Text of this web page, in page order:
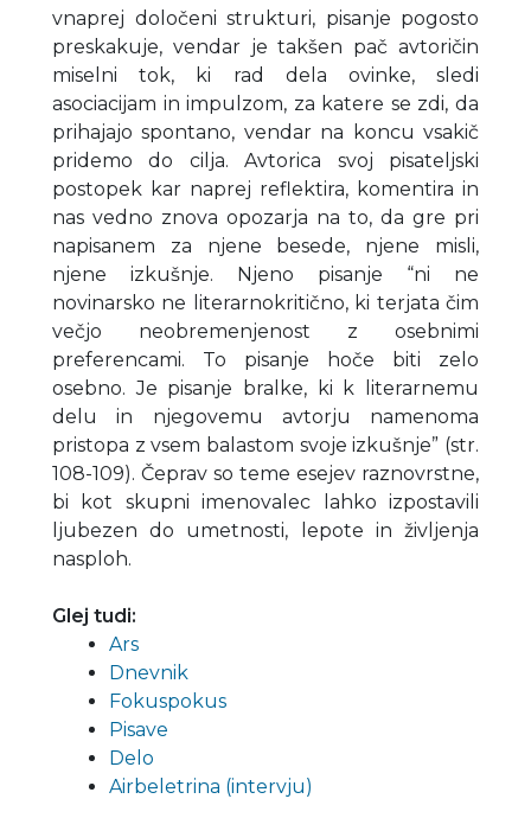
vnaprej določeni strukturi, pisanje pogosto
preskakuje, vendar je takšen pač avtoričin
miselni tok, ki rad dela ovinke, sledi
asociacijam in impulzom, za katere se zdi, da
prihajajo spontano, vendar na koncu vsakič
pridemo do cilja. Avtorica svoj pisateljski
postopek kar naprej reflektira, komentira in
nas vedno znova opozarja na to, da gre pri
napisanem za njene besede, njene misli,
njene izkušnje. Njeno pisanje “ni ne
novinarsko ne literarnokritično, ki terjata čim
večjo neobremenjenost z osebnimi
preferencami. To pisanje hoče biti zelo
osebno. Je pisanje bralke, ki k literarnemu
delu in njegovemu avtorju namenoma
pristopa z vsem balastom svoje izkušnje” (str.
108-109). Čeprav so teme esejev raznovrstne,
bi kot skupni imenovalec lahko izpostavili
ljubezen do umetnosti, lepote in življenja
nasploh.
Glej tudi:
Ars
Dnevnik
Fokuspokus
Pisave
Delo
Airbeletrina (intervju)